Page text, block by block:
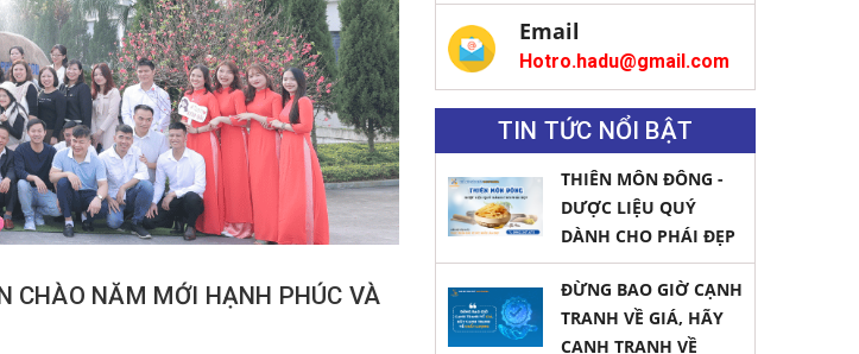
CHÀO NĂM MỚI HẠNH PHÚC VÀ
Email
Hotro.hadu@gmail.com
TIN TỨC NỔI BẬT
THIÊN MÔN ĐÔNG -
DƯỢC LIỆU QUÝ
DÀNH CHO PHÁI ĐẸP
ĐỪNG BAO GIỜ CẠNH
TRANH VỀ GIÁ, HÃY
CẠNH TRANH VỀ